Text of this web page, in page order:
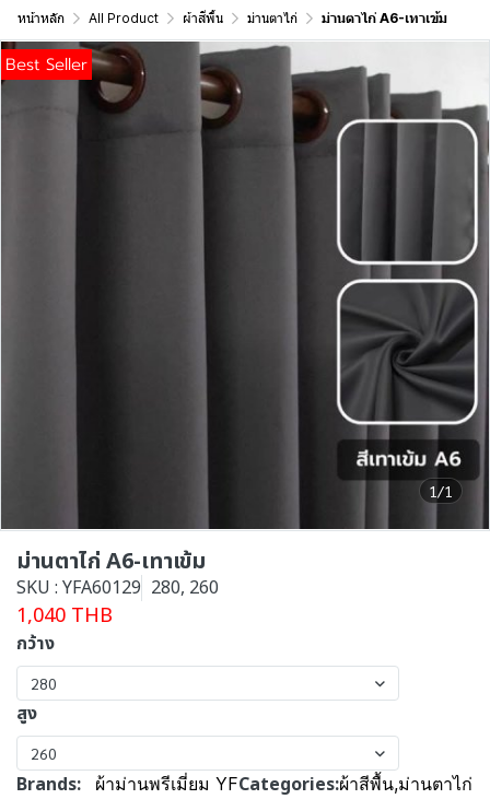
หน้าหลัก All Product ผ้าสีพื้น ม่านตาไก่ ม่านตาไก่ A6-เทาเข้ม
1/1
Best Seller
ม่านตาไก่ A6-เทาเข้ม
SKU : YFA60129 280, 260
1,040 THB
กว้าง
280
สูง
260
Brands: ผ้าม่านพรีเมี่ยม YFCategories:ผ้าสีพื้น,ม่านตาไก่